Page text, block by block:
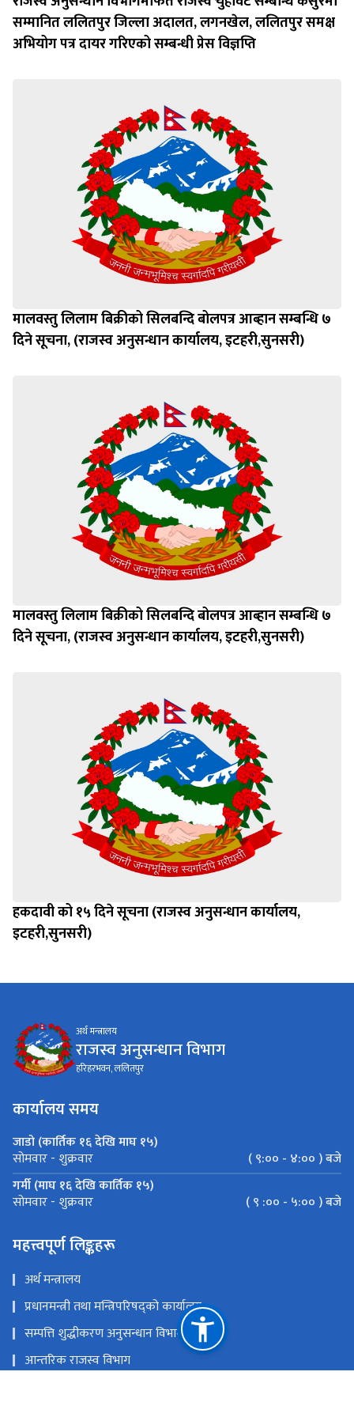
सम्मानित ललितपुर जिल्ला अदालत, लगनखेल, ललितपुर समक्ष
अभियोग पत्र दायर गरिएको सम्बन्धी प्रेस विज्ञप्ति
मालवस्तु लिलाम बिक्रीको सिलबन्दि बोलपत्र आब्हान सम्बन्धि ७
दिने सूचना, (राजस्व अनुसन्धान कार्यालय, इटहरी,सुनसरी)
मालवस्तु लिलाम बिक्रीको सिलबन्दि बोलपत्र आब्हान सम्बन्धि ७
दिने सूचना, (राजस्व अनुसन्धान कार्यालय, इटहरी,सुनसरी)
हकदावी को १५ दिने सूचना (राजस्व अनुसन्धान कार्यालय,
इटहरी,सुनसरी)
अर्थ मन्त्रालय
राजस्व अनुसन्धान विभाग
हरिहरभवन, ललितपुर
कार्यालय समय
जाडो (कार्तिक १६ देखि माघ १५)
सोमवार - शुक्रवार
( ९:०० - ४:०० ) बजे
गर्मी (माघ १६ देखि कार्तिक १५)
सोमवार - शुक्रवार ( ९ :०० - ५:०० ) बजे
महत्त्वपूर्ण लिङ्कहरू
अर्थ मन्त्रालय
प्रधानमन्त्री तथा मन्त्रिपरिषद्को कार्यालय
सम्पत्ति शुद्धीकरण अनुसन्धान विभाग
आन्तरिक राजस्व विभाग